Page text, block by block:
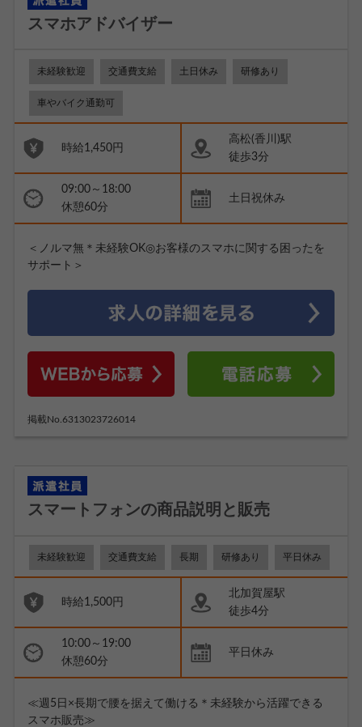
スマホアドバイザー
未経験歓迎 交通費支給 土日休み 研修あり
車やバイク通勤可
時給1,450円
高松(香川)駅
徒歩3分
09:00～18:00
休憩60分
土日祝休み
＜ノルマ無＊未経験OK◎お客様のスマホに関する困ったを
サポート＞
掲載No.6313023726014
スマートフォンの商品説明と販売
未経験歓迎 交通費支給 長期 研修あり 平日休み
時給1,500円
北加賀屋駅
徒歩4分
10:00～19:00
休憩60分
平日休み
≪週5日×長期で腰を据えて働ける＊未経験から活躍できる
スマホ販売≫